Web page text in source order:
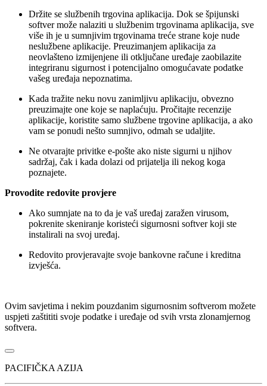
Držite se službenih trgovina aplikacija. Dok se špijunski
softver može nalaziti u službenim trgovinama aplikacija, sve
više ih je u sumnjivim trgovinama treće strane koje nude
neslužbene aplikacije. Preuzimanjem aplikacija za
neovlašteno izmijenjene ili otključane uređaje zaobilazite
integriranu sigurnost i potencijalno omogućavate podatke
vašeg uređaja nepoznatima.
Kada tražite neku novu zanimljivu aplikaciju, obvezno
preuzimajte one koje se naplaćuju. Pročitajte recenzije
aplikacije, koristite samo službene trgovine aplikacija, a ako
vam se ponudi nešto sumnjivo, odmah se udaljite.
Ne otvarajte privitke e-pošte ako niste sigurni u njihov
sadržaj, čak i kada dolazi od prijatelja ili nekog koga
poznajete.
Provodite redovite provjere
Ako sumnjate na to da je vaš uređaj zaražen virusom,
pokrenite skeniranje koristeći sigurnosni softver koji ste
instalirali na svoj uređaj.
Redovito provjeravajte svoje bankovne račune i kreditna
izvješća.
Ovim savjetima i nekim pouzdanim sigurnosnim softverom možete
uspjeti zaštititi svoje podatke i uređaje od svih vrsta zlonamjernog
softvera.
PACIFIČKA AZIJA